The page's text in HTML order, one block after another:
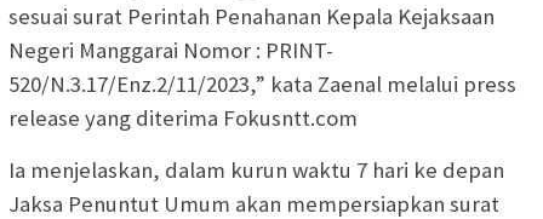
sesuai surat Perintah Penahanan Kepala Kejaksaan
Negeri Manggarai Nomor : PRINT-
520/N.3.17/Enz.2/11/2023,” kata Zaenal melalui press
release yang diterima Fokusntt.com
Ia menjelaskan, dalam kurun waktu 7 hari ke depan
Jaksa Penuntut Umum akan mempersiapkan surat